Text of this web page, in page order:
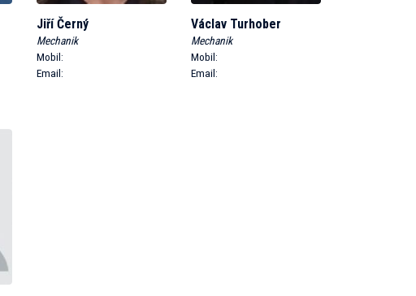
Jiří Černý
Mechanik
Mobil:
Email:
Václav Turhober
Mechanik
Mobil:
Email: